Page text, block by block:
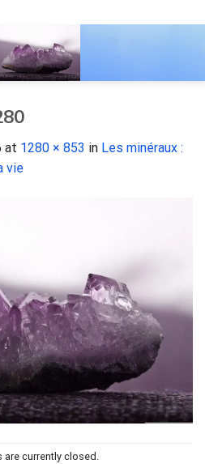
at 1280 × 853 in Les minéraux :
vie
are currently closed.